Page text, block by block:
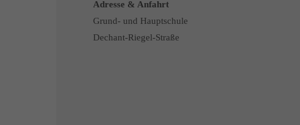
Adresse & Anfahrt
Grund- und Hauptschule
Dechant-Riegel-Straße